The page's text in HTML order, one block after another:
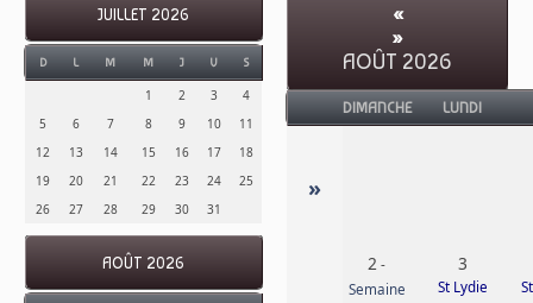
JUILLET 2026
D L M M J V S
1 2 3
4
5
6 7 8 9 10
11
12
13 14 15 16 17
18
19
20 21 22 23 24
25
26
27 28 29 30 31
AOÛT 2026
«
»
AOÛT 2026
DIMANCHE LUNDI
»
2 -
Semaine
3
St Lydie